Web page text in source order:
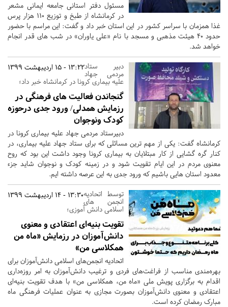
مسئول دفتر استانی جامعه ایمانی مشعر
در کرمانشاه از طبخ و توزیع 110 هزار پرس
غذا همزمان با سراسر کشور در این استان خبر داد و گفت: این مراسم با حضور
حدود ۴۰ هیئت مذهبی و مسجد با نام «علی یاوران» در شب های قدر انجام
خواهد شد.
13:22 - 15 اردیبهشت 1399دبیر ستاد
مردمی جهاد
علیه بیماری کرونا در کرمانشاه خبر داد؛
گنجاندن فعالیت های فرهنگی در
رزمایش همدلی/ ورود جدی درحوزه
کودک ونوجوان
دبیرستاد مردمی جهاد علیه بیماری کرونا در
کرمانشاه گفت: یکی از مهم ترین مسائلی که برای ستاد جهاد علیه بیماری، در
کنار گره گشایی از کار مبتلایان به بیماری کرونا وجود داشت این بود که روح
معنوی مردم در این ایام تقویت شود و در زمینه کودک و نوجوان شاید جزء
معدود استان هایی باشیم که ورود جدی به این عرصه داشته ایم.
13:30 - 14 اردیبهشت 1399توسط اتحادیه
انجمن های
اسلامی دانش آموزی؛
تقویت بنیه‌ای اعتقادی و معنوی
دانش‌آموزان در رزمایش «ماه من
همکلاسی من»
اتحادیه انجمن‌های اسلامی دانش‌آموزان برای
بهره‌مندی مناسب از فراغت‌های فردی و ترغیب دانش‌آموزان به امر روزه‌داری
اقدام به برگزاری پویش ملی «ماه من، همکلاسی من» با هدف تقویت بنیه‌ای
اعتقادی و معنوی دانش‌آموزان بصورت مجازی به عنوان عملیات فرهنگی ماه
مبارک رمضان کرده است.